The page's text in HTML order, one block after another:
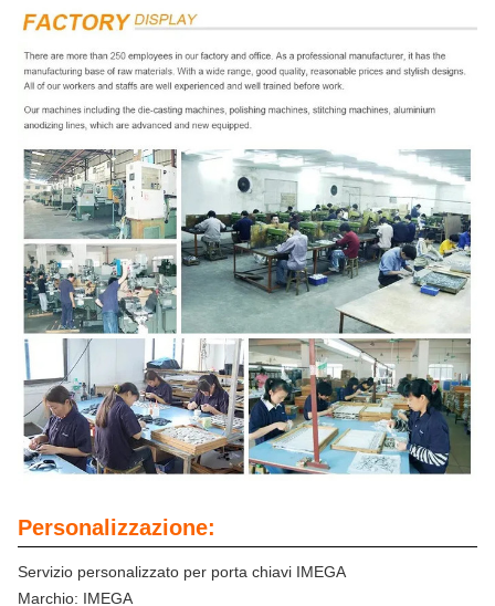
Personalizzazione:
Servizio personalizzato per porta chiavi IMEGA
Marchio: IMEGA